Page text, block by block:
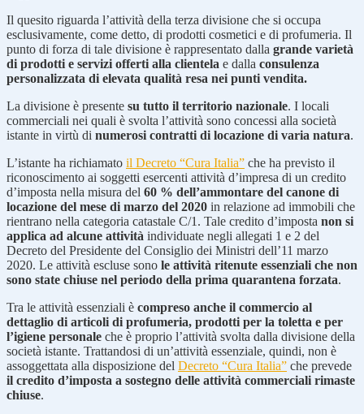
Il quesito riguarda l’attività della terza divisione che si occupa
esclusivamente, come detto, di prodotti cosmetici e di profumeria. Il
punto di forza di tale divisione è rappresentato dalla grande varietà
di prodotti e servizi offerti alla clientela e dalla consulenza
personalizzata di elevata qualità resa nei punti vendita.
La divisione è presente su tutto il territorio nazionale. I locali
commerciali nei quali è svolta l’attività sono concessi alla società
istante in virtù di numerosi contratti di locazione di varia natura.
L’istante ha richiamato il Decreto “Cura Italia” che ha previsto il
riconoscimento ai soggetti esercenti attività d’impresa di un credito
d’imposta nella misura del 60 % dell’ammontare del canone di
locazione del mese di marzo del 2020 in relazione ad immobili che
rientrano nella categoria catastale C/1. Tale credito d’imposta non si
applica ad alcune attività individuate negli allegati 1 e 2 del
Decreto del Presidente del Consiglio dei Ministri dell’11 marzo
2020. Le attività escluse sono le attività ritenute essenziali che non
sono state chiuse nel periodo della prima quarantena forzata.
Tra le attività essenziali è compreso anche il commercio al
dettaglio di articoli di profumeria, prodotti per la toletta e per
l’igiene personale che è proprio l’attività svolta dalla divisione della
società istante. Trattandosi di un’attività essenziale, quindi, non è
assoggettata alla disposizione del Decreto “Cura Italia” che prevede
il credito d’imposta a sostegno delle attività commerciali rimaste
chiuse.